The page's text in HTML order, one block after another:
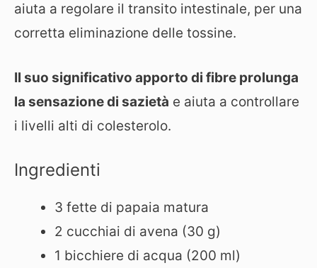
aiuta a regolare il transito intestinale, per una
corretta eliminazione delle tossine.
Il suo significativo apporto di fibre prolunga
la sensazione di sazietà e aiuta a controllare
i livelli alti di colesterolo.
Ingredienti
3 fette di papaia matura
2 cucchiai di avena (30 g)
1 bicchiere di acqua (200 ml)